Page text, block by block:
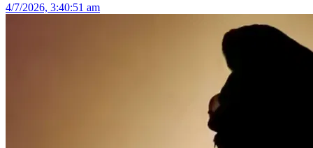
4/7/2026, 3:40:51 am